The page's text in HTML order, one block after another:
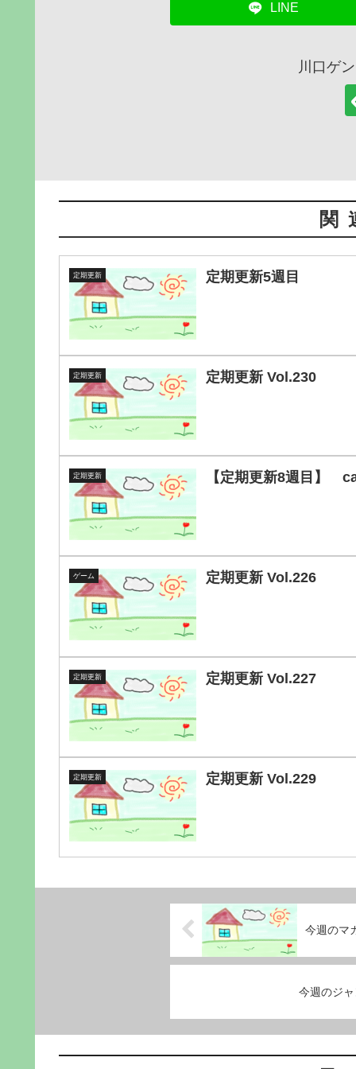
LINE
川口ゲ
関
定期更新 定期更新5週目
定期更新 定期更新 Vol.230
定期更新 【定期更新8週目】
ゲーム 定期更新 Vol.226
定期更新 定期更新 Vol.227
定期更新 定期更新 Vol.229
今週のマ
今週のジ